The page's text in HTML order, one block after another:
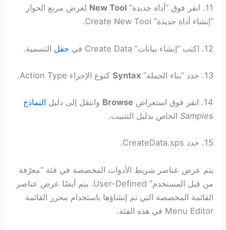
11. انقر فوق “أداة جديدة” New Tool لعرض مربع الحوار
“إنشاء أداة جديدة” Create New Tool.
12. اكتب “إنشاء بيانات” Create Data في حقل التسمية.
13. حدد “بناء الجملة” Syntax كنوع الإجراء Action Type.
14. انقر فوق استعراض Browse وانتقل إلى دليل النماذج
Samples الخاص بدليل التثبيت.
15. حدد CreateData.sps.
يتم عرض عناصر شريط الأدوات المخصصة في فئة “معرّفة
من قبل المستخدم” User-Defined. يتم أيضًا عرض عناصر
القائمة المخصصة التي تم إنشاؤها باستخدام محرر القائمة
Menu Editor في هذه الفئة.